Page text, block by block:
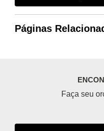
Páginas
Faça seu